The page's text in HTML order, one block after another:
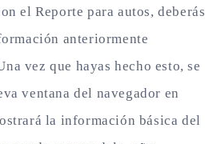
el Reporte para autos, deberás
anteriormente
vez que hayas hecho esto, se
ventana del navegador en
la información básica del